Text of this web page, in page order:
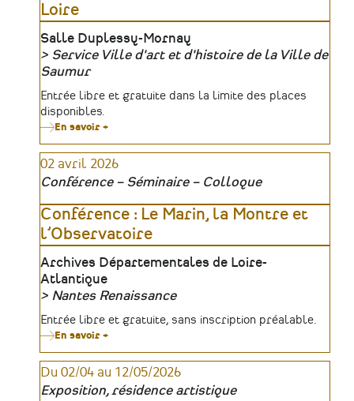
vivant
»
Loire
Lieu
Salle Duplessy-Mornay
Organisateur
Service Ville d'art et d'histoire de la Ville de
Saumur
Tarifs
Entrée libre et gratuite dans la limite des places
disponibles.
En savoir +
Landais
(1850-
1927),
première
médecin
de
Maine-
et-
Loire
02 avril 2026
Conférence – Séminaire – Colloque
Conférence : Le Marin, la Montre et
l’Observatoire
Lieu
Archives Départementales de Loire-
Atlantique
Organisateur
Nantes Renaissance
Tarifs
Entrée libre et gratuite, sans inscription préalable.
En savoir +
:
Le
Marin,
la
Du 02/04 au 12/05/2026
Exposition, résidence artistique